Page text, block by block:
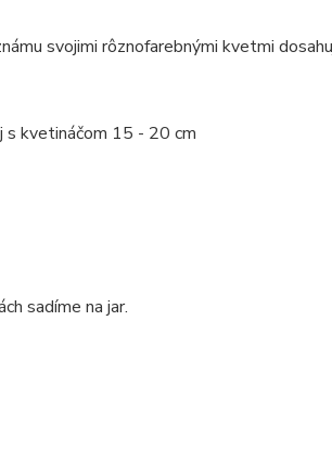
svojimi rôznofarebnými kvetmi
s kvetináčom 15 - 20 cm
sadíme na jar.